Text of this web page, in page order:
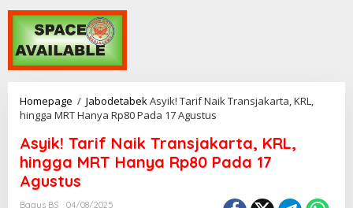
Homepage / JabodetabekAsyik! Tarif Naik Transjakarta, KRL,
hingga MRT Hanya Rp80 Pada 17 Agustus
Asyik! Tarif Naik Transjakarta, KRL,
hingga MRT Hanya Rp80 Pada 17
Agustus
Bagus BS
04/08/2025